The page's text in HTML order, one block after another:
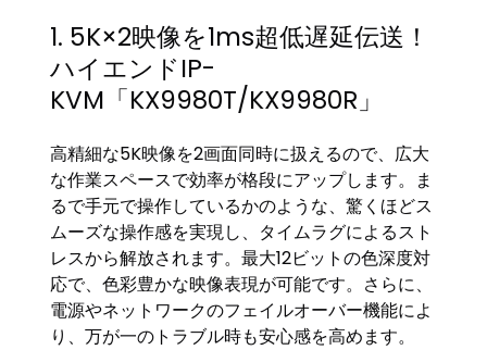
1. 5K×2映像を1ms超低遅延伝送！
ハイエンドIP-
KVM「KX9980T/KX9980R」
高精細な5K映像を2画面同時に扱えるので、広大
な作業スペースで効率が格段にアップします。ま
るで手元で操作しているかのような、驚くほどス
ムーズな操作感を実現し、タイムラグによるスト
レスから解放されます。最大12ビットの色深度対
応で、色彩豊かな映像表現が可能です。さらに、
電源やネットワークのフェイルオーバー機能によ
り、万が一のトラブル時も安心感を高めます。